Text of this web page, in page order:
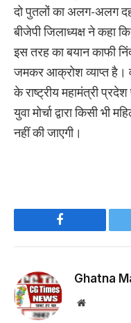
दो पुतलों का अलग-अलग
बीजेपी जिलाध्यक्ष ने कहा
इस तरह का बयान काफी
जमकर आक्रोश व्याप्त है।
के राष्ट्रीय महामंत्री
युवा मोर्चा द्वारा किसी भी
नहीं की जाएगी।
Facebook
Ghatna
Website